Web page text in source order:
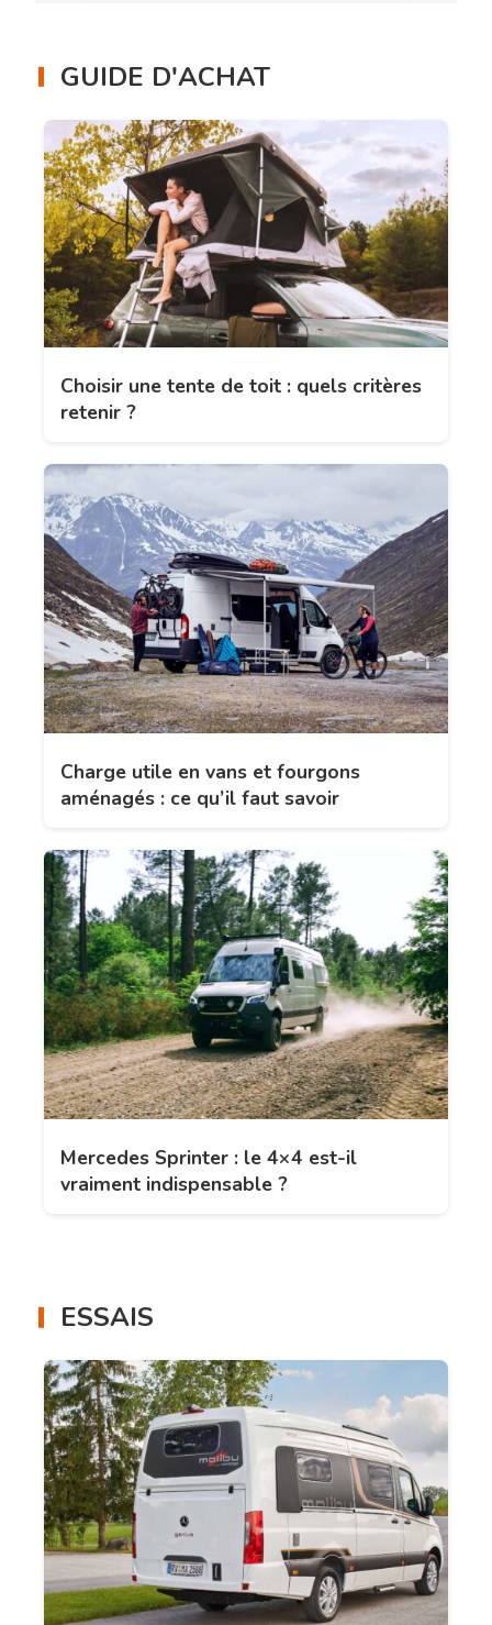
GUIDE D'ACHAT
Choisir une tente de toit : quels critères
retenir ?
Charge utile en vans et fourgons
aménagés : ce qu’il faut savoir
Mercedes Sprinter : le 4×4 est-il
vraiment indispensable ?
ESSAIS